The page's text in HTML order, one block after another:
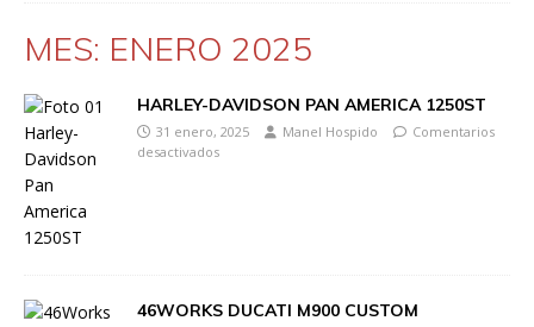
MES: ENERO 2025
HARLEY-DAVIDSON PAN AMERICA 1250ST
31 enero, 2025 Manel Hospido
Comentarios
desactivados
46WORKS DUCATI M900 CUSTOM